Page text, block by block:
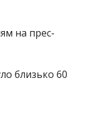
на прес-
близько 60